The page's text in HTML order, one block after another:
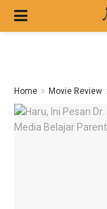
Home Movie Review